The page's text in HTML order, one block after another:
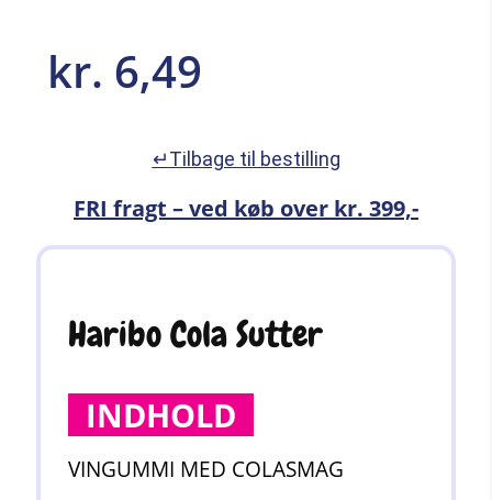
kr. 6,49
↵Tilbage til bestilling
FRI fragt – ved køb over kr. 399,-
Haribo Cola Sutter
INDHOLD
VINGUMMI MED COLASMAG